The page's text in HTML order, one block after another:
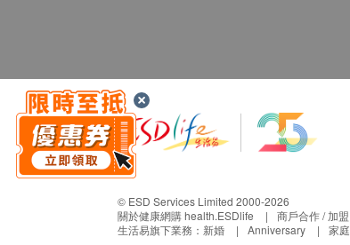
© ESD Services Limited 2000-2026
關於健康網購 health.ESDlife
商戶合作 / 加盟
生活易旗下業務： 新婚 Anniversary 家庭